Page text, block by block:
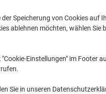
Aktuell verfügbar
Zu einer Liste
Lieferinformationen
Speicherung von Cookies auf
ablehnen möchten, wählen Sie
Einstellungen" im Footer
Sie in unseren